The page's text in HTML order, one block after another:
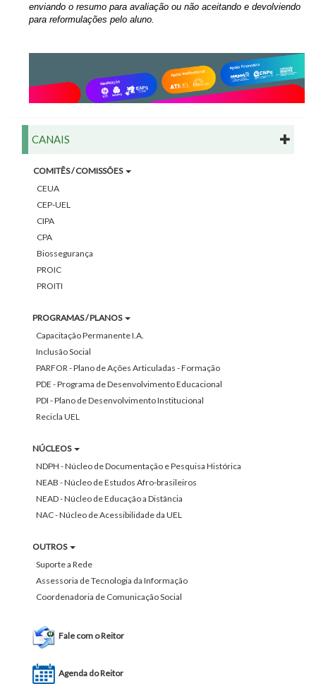
enviando o resumo para avaliação ou não aceitando e devolviendo
para reformulações pelo aluno.
CANAIS
COMITÊS / COMISSÕES
CEUA
CEP-UEL
CIPA
CPA
Biossegurança
PROIC
PROITI
PROGRAMAS / PLANOS
Capacitação Permanente I.A.
Inclusão Social
PARFOR - Plano de Ações Articuladas - Formação
PDE - Programa de Desenvolvimento Educacional
PDI - Plano de Desenvolvimento Institucional
Recicla UEL
NÚCLEOS
NDPH - Núcleo de Documentação e Pesquisa Histórica
NEAB - Núcleo de Estudos Afro-brasileiros
NEAD - Núcleo de Educação a Distância
NAC - Núcleo de Acessibilidade da UEL
OUTROS
Suporte a Rede
Assessoria de Tecnologia da Informação
Coordenadoria de Comunicação Social
Fale com o Reitor
Agenda do Reitor